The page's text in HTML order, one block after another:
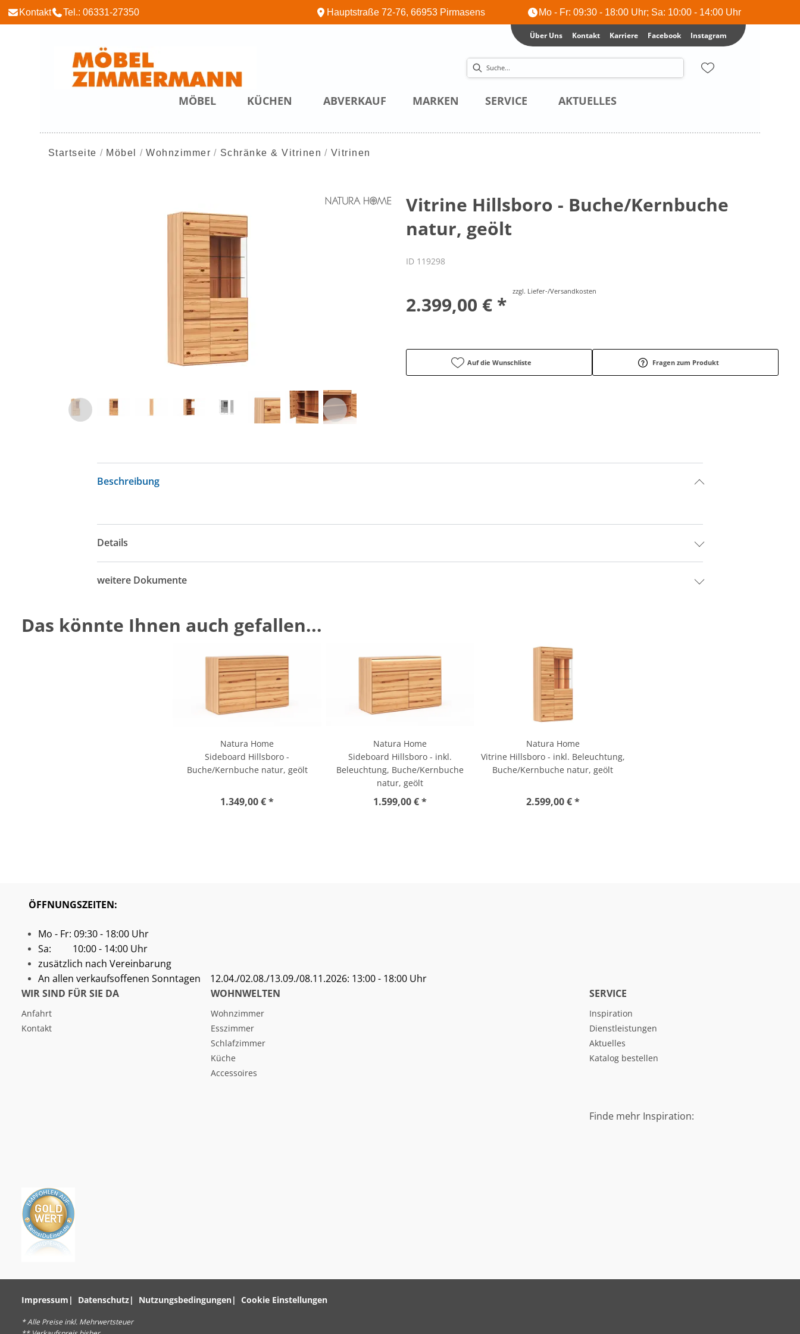
Kontakt Tel.: 06331-27350 Hauptstraße 72-76, 66953 Pirmasens Mo - Fr: 09:30 - 18:00 Uhr; Sa: 10:00 - 14:00 Uhr
Über Uns Kontakt Karriere Facebook Instagram
MÖBEL KÜCHEN ABVERKAUF MARKEN SERVICE AKTUELLES
Startseite Möbel Wohnzimmer Schränke & Vitrinen Vitrinen
Vitrine Hillsboro - Buche/Kernbuche
natur, geölt
ID 119298
2.399,00 € *
zzgl. Liefer-/Versandkosten
Auf die Wunschliste Fragen zum Produkt
Beschreibung
Details
weitere Dokumente
Das könnte Ihnen auch gefallen...
Natura Home
Sideboard Hillsboro -
Buche/Kernbuche natur, geölt
1.349,00 € *
Natura Home
Sideboard Hillsboro - inkl.
Beleuchtung, Buche/Kernbuche
natur, geölt
1.599,00 € *
Natura Home
Vitrine Hillsboro - inkl. Beleuchtung,
Buche/Kernbuche natur, geölt
2.599,00 € *
ÖFFNUNGSZEITEN:
Mo - Fr: 09:30 - 18:00 Uhr
Sa: 10:00 - 14:00 Uhr
zusätzlich nach Vereinbarung
An allen verkaufsoffenen Sonntagen
12.04./02.08./13.09./08.11.2026: 13:00 - 18:00 Uhr
WIR SIND FÜR SIE DA
Anfahrt
Kontakt
WOHNWELTEN
Wohnzimmer
Esszimmer
Schlafzimmer
Küche
Accessoires
SERVICE
Inspiration
Dienstleistungen
Aktuelles
Katalog bestellen
Finde mehr Inspiration:
Impressum Datenschutz Nutzungsbedingungen Cookie Einstellungen
* Alle Preise inkl. Mehrwertsteuer